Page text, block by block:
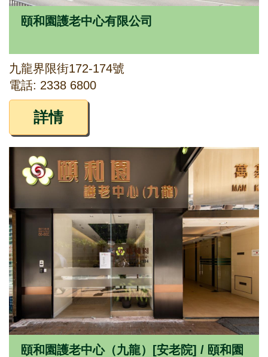
頤和園護老中心有限公司
九龍界限街172-174號
電話: 2338 6800
詳情
頤和園護老中心（九龍）[安老院] / 頤和園